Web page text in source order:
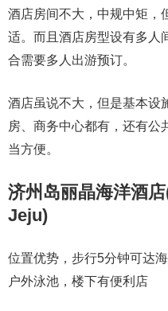
酒店房间不大，中规中矩，
适。而且酒店房型设有多人
合需要多人出游预订。
酒店虽说不大，但是基本设
房、商务中心都有，还有公
当方便。
济州岛丽晶海洋酒
Jeju)
位置优势，步行5分钟可达
户外泳池，楼下有便利店